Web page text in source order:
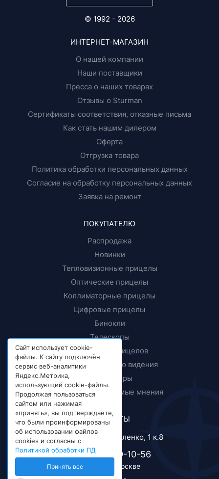
© 1992 - 2026
ИНТЕРНЕТ-МАГАЗИН
О нашей компании
Наши поставщики
Пресса о наших товарах
Отзывы о Sturman
Сертификаты соответствия, отказные письма
Как стать нашим дилером
Оферта
Отгрузка товара
Политика обработки персональных данных
Согласие на обработку персональных данных
Заявка на ремонт
ПОКУПАТЕЛЮ
Распродажа
Новинки
Тепловизионные прицелы
Оптические прицелы
Коллиматорные прицелы
Цифровые прицелы
Бинокли
Телескопы
Крепления прицелов
Приборы ночного видения
Дальномеры
Тесты и независимые мнения
КОНТАКТЫ
г. Москва, ул. Короленко, 1 к.8
+7 (495) 989-10-56
Телефон в Москве
Сайт использует cookie-
файлы. К сайту подключён
сервис веб-аналитики
Яндекс.Метрика,
использующий cookie-файлы.
Продолжая пользоваться
сайтом или нажимая
«принять», вы подтверждаете,
что были проинформированы
об использовании файлов
cookies и согласны с
Политикой обработки ПД
Принять все